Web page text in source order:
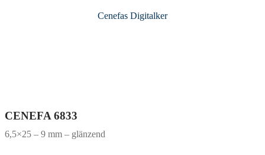
Cenefas Digitalker
CENEFA 6833
6,5×25 – 9 mm – glänzend